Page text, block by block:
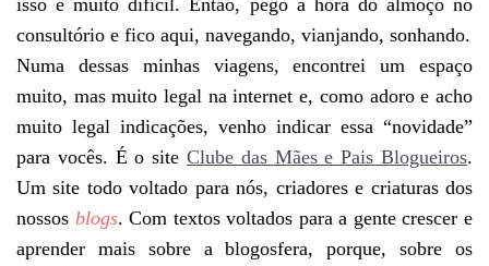
consultório e fico aqui, navegando, vianjando, sonhando.
Numa dessas minhas viagens, encontrei um espaço
muito, mas muito legal na internet e, como adoro e acho
muito legal indicações, venho indicar essa “novidade”
para vocês. É o site Clube das Mães e Pais Blogueiros.
Um site todo voltado para nós, criadores e criaturas dos
nossos blogs. Com textos voltados para a gente crescer e
aprender mais sobre a blogosfera, porque, sobre os